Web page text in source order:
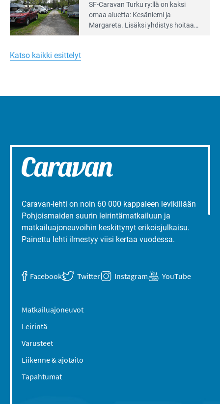
Lue
Leirintäoppaan
artikkeli:
Merellinen
Turun
liepeillä
SF-Caravan Turku ry:llä on kaksi
omaa aluet­ta: Kesäniemi ja
Margareta. Lisäksi yhdis­tys hoitaa
Katso kaikki esittelyt
Caravan-lehti on noin 60 000 kappaleen levikillään
Pohjoismaiden suurin leirintämatkailuun ja
matkailuajoneuvoihin keskittynyt erikoisjulkaisu.
Painettu lehti ilmestyy viisi kertaa vuodessa.
Facebook Twitter Instagram YouTube
Matkailuajoneuvot
Leirintä
Varusteet
Liikenne & ajotaito
Tapahtumat